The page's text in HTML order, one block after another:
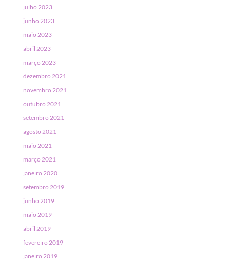
julho 2023
junho 2023
maio 2023
abril 2023
março 2023
dezembro 2021
novembro 2021
outubro 2021
setembro 2021
agosto 2021
maio 2021
março 2021
janeiro 2020
setembro 2019
junho 2019
maio 2019
abril 2019
fevereiro 2019
janeiro 2019